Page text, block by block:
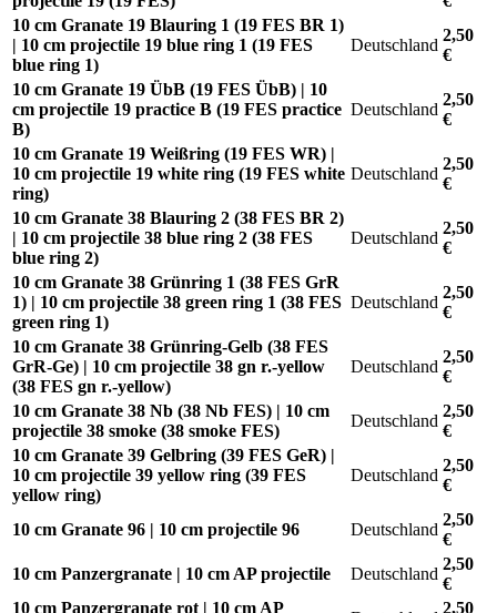
10 cm Granate 19 Blauring 1 (19 FES BR 1)
| 10 cm projectile 19 blue ring 1 (19 FES
blue ring 1)
Deutschland
2,50
€
10 cm Granate 19 ÜbB (19 FES ÜbB) | 10
cm projectile 19 practice B (19 FES practice
B)
Deutschland
2,50
€
10 cm Granate 19 Weißring (19 FES WR) |
10 cm projectile 19 white ring (19 FES white
ring)
Deutschland
2,50
€
10 cm Granate 38 Blauring 2 (38 FES BR 2)
| 10 cm projectile 38 blue ring 2 (38 FES
blue ring 2)
Deutschland
2,50
€
10 cm Granate 38 Grünring 1 (38 FES GrR
1) | 10 cm projectile 38 green ring 1 (38 FES
green ring 1)
Deutschland
2,50
€
10 cm Granate 38 Grünring-Gelb (38 FES
GrR-Ge) | 10 cm projectile 38 gn r.-yellow
(38 FES gn r.-yellow)
Deutschland
2,50
€
10 cm Granate 38 Nb (38 Nb FES) | 10 cm
projectile 38 smoke (38 smoke FES)
Deutschland
2,50
€
10 cm Granate 39 Gelbring (39 FES GeR) |
10 cm projectile 39 yellow ring (39 FES
yellow ring)
Deutschland
2,50
€
10 cm Granate 96 | 10 cm projectile 96 Deutschland
2,50
€
10 cm Panzergranate | 10 cm AP projectile
Deutschland
2,50
€
10 cm Panzergranate rot | 10 cm AP
2,50